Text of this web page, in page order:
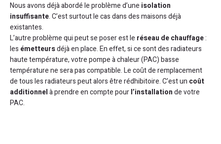
Nous avons déjà abordé le problème d’une isolation
insuffisante. C’est surtout le cas dans des maisons déjà
existantes.
L’autre problème qui peut se poser est le réseau de chauffage:
les émetteursdéjà en place. En effet, si ce sont des radiateurs
haute température, votre pompe à chaleur (PAC) basse
température ne sera pas compatible. Le coût de remplacement
de tous les radiateurs peut alors être rédhibitoire. C’est un coût
additionnelà prendre en compte pourl’installationde votre
PAC.